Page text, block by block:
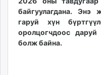
unuudur.mn
isee.mn
mglradio.com
fact.mn
байгуулагдана.
гаруй хүн
оролцогчдоос
болж байна.